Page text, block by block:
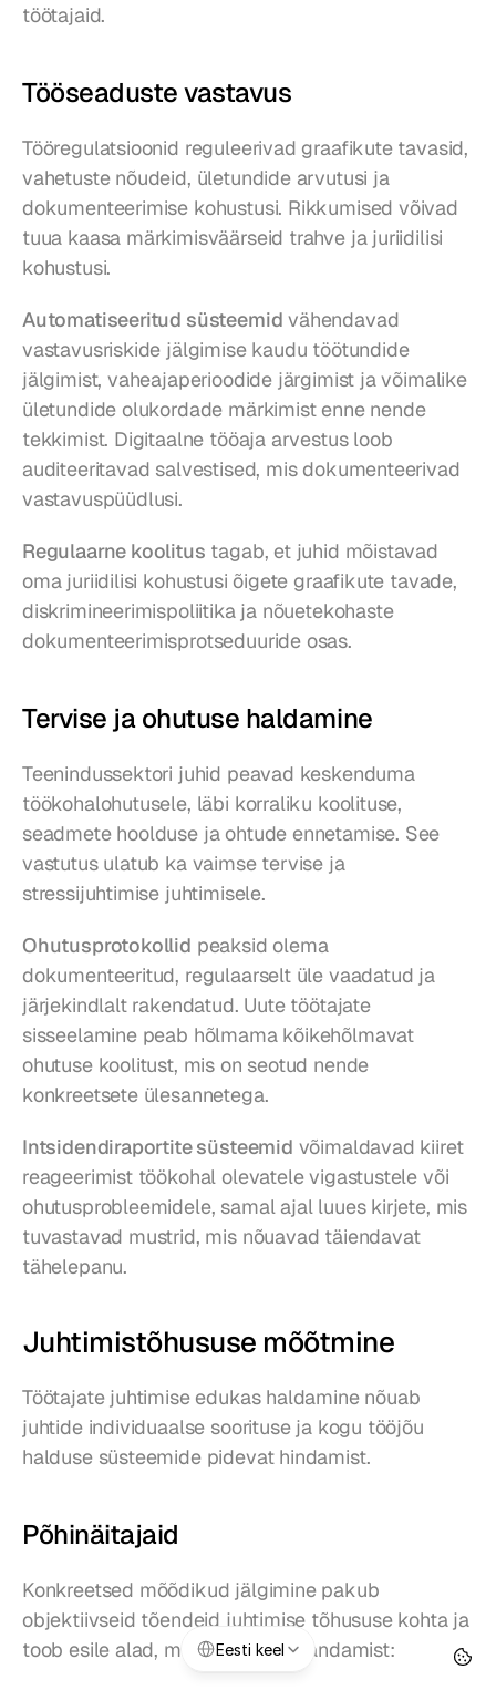
töötajaid.
Tööseaduste vastavus
Tööregulatsioonid reguleerivad graafikute tavasid,
vahetuste nõudeid, ületundide arvutusi ja
dokumenteerimise kohustusi. Rikkumised võivad
tuua kaasa märkimisväärseid trahve ja juriidilisi
kohustusi.
Automatiseeritud süsteemid vähendavad
vastavusriskide jälgimise kaudu töötundide
jälgimist, vaheajaperioodide järgimist ja võimalike
ületundide olukordade märkimist enne nende
tekkimist. Digitaalne tööaja arvestus loob
auditeeritavad salvestised, mis dokumenteerivad
vastavuspüüdlusi.
Regulaarne koolitus tagab, et juhid mõistavad
oma juriidilisi kohustusi õigete graafikute tavade,
diskrimineerimispoliitika ja nõuetekohaste
dokumenteerimisprotseduuride osas.
Tervise ja ohutuse haldamine
Teenindussektori juhid peavad keskenduma
töökohalohutusele, läbi korraliku koolituse,
seadmete hoolduse ja ohtude ennetamise. See
vastutus ulatub ka vaimse tervise ja
stressijuhtimise juhtimisele.
Ohutusprotokollid peaksid olema
dokumenteeritud, regulaarselt üle vaadatud ja
järjekindlalt rakendatud. Uute töötajate
sisseelamine peab hõlmama kõikehõlmavat
ohutuse koolitust, mis on seotud nende
konkreetsete ülesannetega.
Intsidendiraportite süsteemid võimaldavad kiiret
reageerimist töökohal olevatele vigastustele või
ohutusprobleemidele, samal ajal luues kirjete, mis
tuvastavad mustrid, mis nõuavad täiendavat
tähelepanu.
Juhtimistõhususe mõõtmine
Töötajate juhtimise edukas haldamine nõuab
juhtide individuaalse soorituse ja kogu tööjõu
halduse süsteemide pidevat hindamist.
Põhinäitajaid
Konkreetsed mõõdikud jälgimine pakub
objektiivseid tõendeid juhtimise tõhususe kohta ja
toob esile alad, mis vajavad parandamist:
Eesti keel